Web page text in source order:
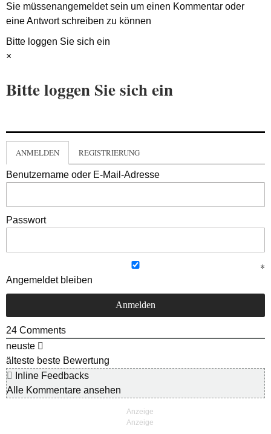
Sie müssenangemeldetsein um einen Kommentar oder
eine Antwort schreiben zu können
Bitte loggen Sie sich ein
×
Bitte loggen Sie sich ein
ANMELDEN REGISTRIERUNG
Benutzername oder E-Mail-Adresse
Passwort
Angemeldet bleiben
24 Comments
neuste
älteste beste Bewertung
Inline Feedbacks
Alle Kommentare ansehen